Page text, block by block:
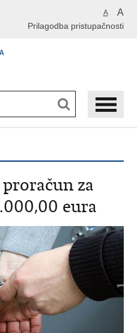
A A
Prilagodba pristupačnosti
za
eura